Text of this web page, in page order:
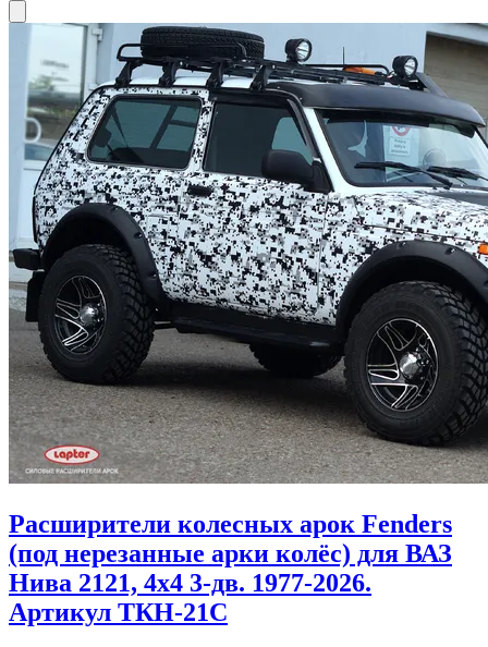
Расширители колесных арок Fenders
(под нерезанные арки колёс) для ВАЗ
Нива 2121, 4x4 3-дв. 1977-2026.
Артикул ТКН-21С